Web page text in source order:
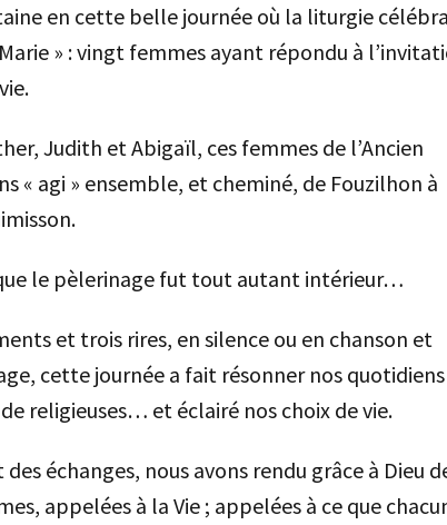
en cette belle journée où la liturgie
» : vingt femmes ayant répondu à
Judith et Abigaïl, ces femmes de l’Ancien
« agi » ensemble, et cheminé, de Fouzilhon à
le pèlerinage fut tout autant intérieur…
et trois rires, en silence ou en chanson et
cette journée a fait résonner nos quotidiens
de religieuses… et éclairé nos choix de vie.
échanges, nous avons rendu grâce à Dieu
appelées à la Vie ; appelées à ce que